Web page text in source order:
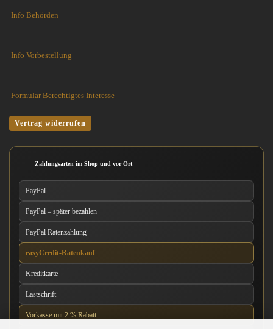
Info Behörden
Info Vorbestellung
Formular Berechtigtes Interesse
Vertrag widerrufen
Zahlungsarten im Shop und vor Ort
PayPal
PayPal – später bezahlen
PayPal Ratenzahlung
easyCredit-Ratenkauf
Kreditkarte
Lastschrift
Vorkasse mit 2 % Rabatt